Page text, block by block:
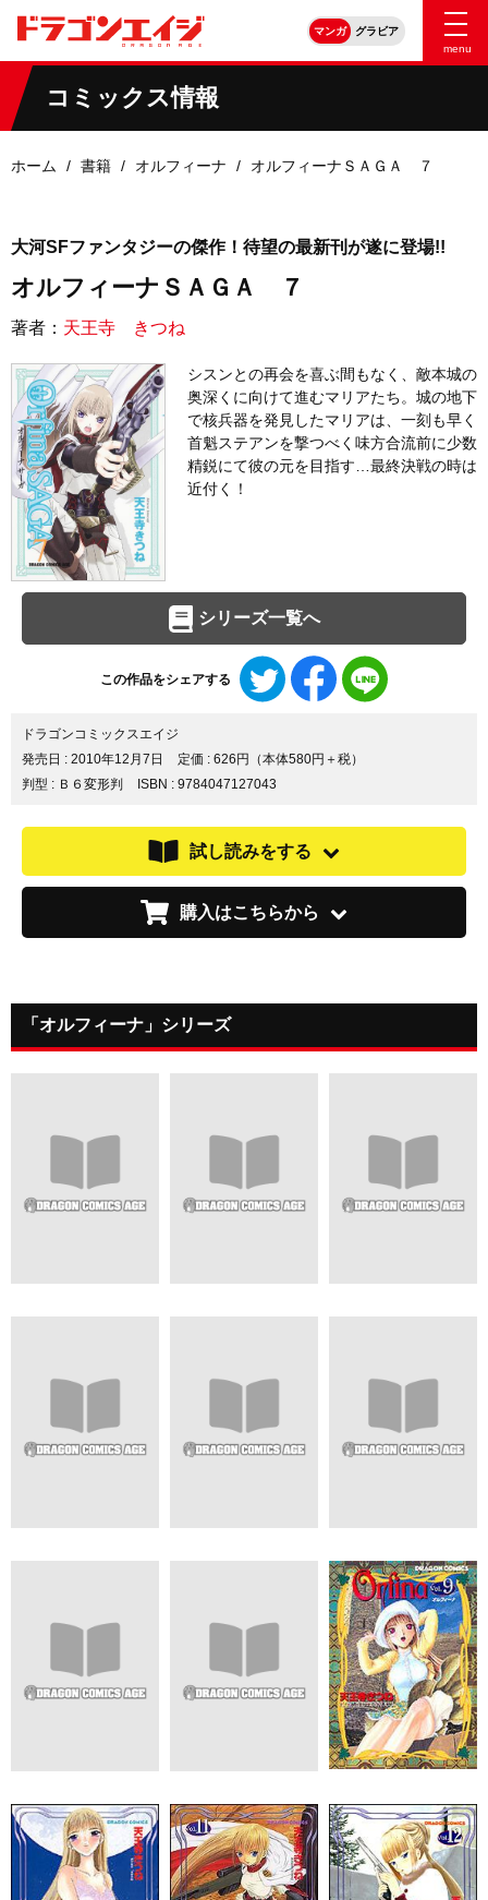
マンガ
グラビア
menu
コミックス情報
ホーム 書籍 オルフィーナ オルフィーナＳＡＧＡ ７
大河SFファンタジーの傑作！待望の最新刊が遂に登場!!
オルフィーナＳＡＧＡ ７
著者： 天王寺 きつね
シスンとの再会を喜ぶ間もなく、敵本城の
奥深くに向けて進むマリアたち。城の地下
で核兵器を発見したマリアは、一刻も早く
首魁ステアンを撃つべく味方合流前に少数
精鋭にて彼の元を目指す…最終決戦の時は
近付く！
シリーズ一覧へ
この作品をシェアする
Twitter
で
ア
Facebook
で
ア
で
ドラゴンコミックスエイジ
発売日 : 2010年12月7日
定価 : 626円（本体580円＋税）
判型 : Ｂ６変形判
ISBN : 9784047127043
試し読みをする
購入はこちらから
「オルフィーナ」シリーズ